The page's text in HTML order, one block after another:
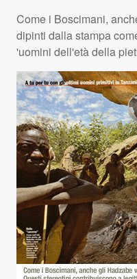
Come i Boscimani,
dipinti dalla stampa
'uomini dell'età della